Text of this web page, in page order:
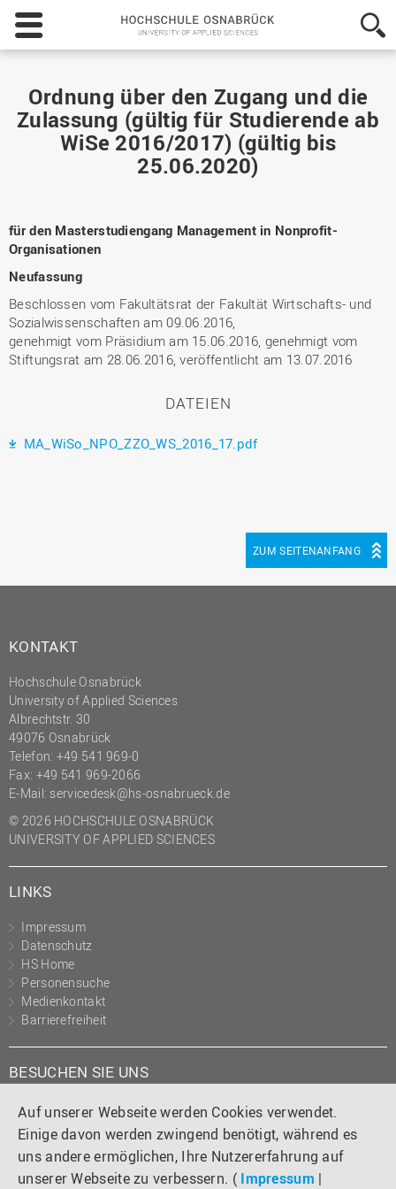
Auf unserer Webseite werden Cookies verwendet.
Einige davon werden zwingend benötigt, während es
uns andere ermöglichen, Ihre Nutzererfahrung auf
unserer Webseite zu verbessern. ( Impressum |
Hochschule
Osnabrück
-
Applied
Sciences
Ordnung über den Zugang und die
Zulassung (gültig für Studierende ab
WiSe 2016/2017) (gültig bis
25.06.2020)
für den Masterstudiengang Management in Nonprofit-
Organisationen
Neufassung
Beschlossen vom Fakultätsrat der Fakultät Wirtschafts- und
Sozialwissenschaften am 09.06.2016,
genehmigt vom Präsidium am 15.06.2016, genehmigt vom
Stiftungsrat am 28.06.2016, veröffentlicht am 13.07.2016
DATEIEN
MA_WiSo_NPO_ZZO_WS_2016_17.pdf
ZUM SEITENANFANG
KONTAKT
Hochschule Osnabrück
University of Applied Sciences
Albrechtstr. 30
49076 Osnabrück
Telefon: +49 541 969-0
Fax: +49 541 969-2066
E-Mail: servicedesk@hs-osnabrueck.de
© 2026 HOCHSCHULE OSNABRÜCK
UNIVERSITY OF APPLIED SCIENCES
LINKS
Impressum
Datenschutz
HS Home
Personensuche
Medienkontakt
Barrierefreiheit
BESUCHEN SIE UNS
Instagram
TiktokLinkedIn
YouTube
Facebook